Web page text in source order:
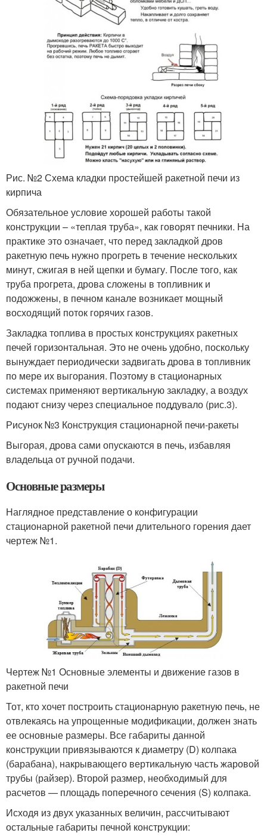
Рис. №2 Схема кладки простейшей ракетной печи из
кирпича
Обязательное условие хорошей работы такой
конструкции – «теплая труба», как говорят печники. На
практике это означает, что перед закладкой дров
ракетную печь нужно прогреть в течение нескольких
минут, сжигая в ней щепки и бумагу. После того, как
труба прогрета, дрова сложены в топливник и
подожжены, в печном канале возникает мощный
восходящий поток горячих газов.
Закладка топлива в простых конструкциях ракетных
печей горизонтальная. Это не очень удобно, поскольку
вынуждает периодически задвигать дрова в топливник
по мере их выгорания. Поэтому в стационарных
системах применяют вертикальную закладку, а воздух
подают снизу через специальное поддувало (рис.3).
Рисунок №3 Конструкция стационарной печи-ракеты
Выгорая, дрова сами опускаются в печь, избавляя
владельца от ручной подачи.
Основные размеры
Наглядное представление о конфигурации
стационарной ракетной печи длительного горения дает
чертеж №1.
Чертеж №1 Основные элементы и движение газов в
ракетной печи
Тот, кто хочет построить стационарную ракетную печь, не
отвлекаясь на упрощенные модификации, должен знать
ее основные размеры. Все габариты данной
конструкции привязываются к диаметру (D) колпака
(барабана), накрывающего вертикальную часть жаровой
трубы (райзер). Второй размер, необходимый для
расчетов — площадь поперечного сечения (S) колпака.
Исходя из двух указанных величин, рассчитывают
остальные габариты печной конструкции: